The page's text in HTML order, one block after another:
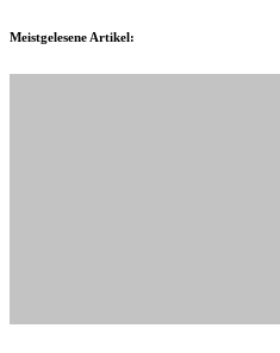
Meistgelesene Artikel: